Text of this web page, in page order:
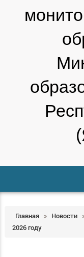
Главная » Новости
2026 году